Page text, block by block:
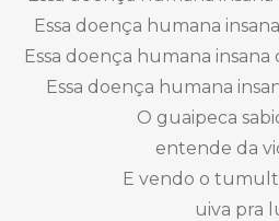
Essa doença humana
Essa doença humana
Essa doença humana
O guaipeca
entende da
E vendo o
uiva pra